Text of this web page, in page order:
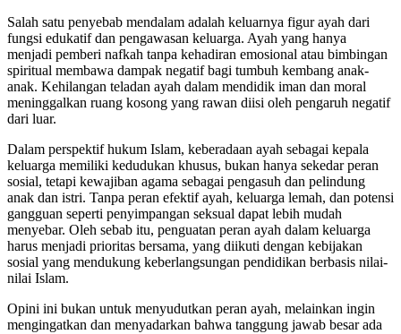
Salah satu penyebab mendalam adalah keluarnya figur ayah dari
fungsi edukatif dan pengawasan keluarga. Ayah yang hanya
menjadi pemberi nafkah tanpa kehadiran emosional atau bimbingan
spiritual membawa dampak negatif bagi tumbuh kembang anak-
anak. Kehilangan teladan ayah dalam mendidik iman dan moral
meninggalkan ruang kosong yang rawan diisi oleh pengaruh negatif
dari luar.
Dalam perspektif hukum Islam, keberadaan ayah sebagai kepala
keluarga memiliki kedudukan khusus, bukan hanya sekedar peran
sosial, tetapi kewajiban agama sebagai pengasuh dan pelindung
anak dan istri. Tanpa peran efektif ayah, keluarga lemah, dan potensi
gangguan seperti penyimpangan seksual dapat lebih mudah
menyebar. Oleh sebab itu, penguatan peran ayah dalam keluarga
harus menjadi prioritas bersama, yang diikuti dengan kebijakan
sosial yang mendukung keberlangsungan pendidikan berbasis nilai-
nilai Islam.
Opini ini bukan untuk menyudutkan peran ayah, melainkan ingin
mengingatkan dan menyadarkan bahwa tanggung jawab besar ada